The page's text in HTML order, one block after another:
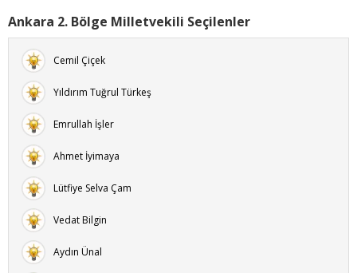
Ankara 2. Bölge Milletvekili Seçilenler
Cemil Çiçek
Yıldırım Tuğrul Türkeş
Emrullah İşler
Ahmet İyimaya
Lütfiye Selva Çam
Vedat Bilgin
Aydın Ünal